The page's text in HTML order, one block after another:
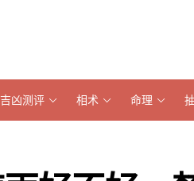
吉凶测评 相术 命理